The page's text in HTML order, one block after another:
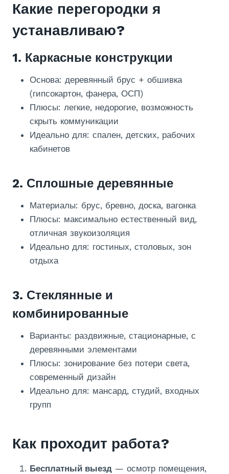
Какие перегородки я
устанавливаю?
1. Каркасные конструкции
Основа: деревянный брус + обшивка
(гипсокартон, фанера, ОСП)
Плюсы: легкие, недорогие, возможность
скрыть коммуникации
Идеально для: спален, детских, рабочих
кабинетов
2. Сплошные деревянные
Материалы: брус, бревно, доска, вагонка
Плюсы: максимально естественный вид,
отличная звукоизоляция
Идеально для: гостиных, столовых, зон
отдыха
3. Стеклянные и
комбинированные
Варианты: раздвижные, стационарные, с
деревянными элементами
Плюсы: зонирование без потери света,
современный дизайн
Идеально для: мансард, студий, входных
групп
Как проходит работа?
Бесплатный выезд — осмотр помещения,